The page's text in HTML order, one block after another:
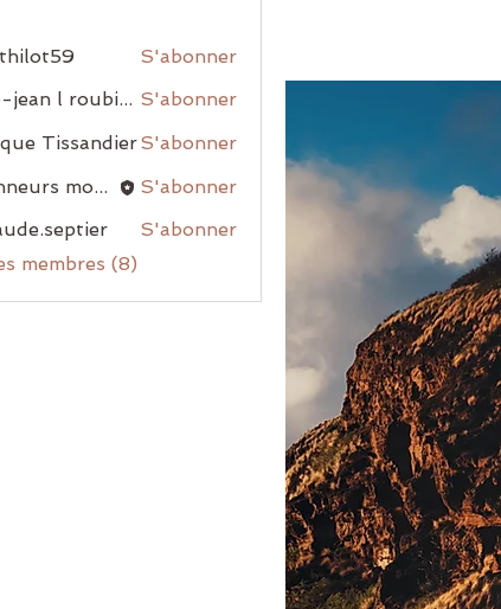
S'abonner
nadine-jean l roubiou S'abonner
TissandierS'abonner
randonneurs montblanais
S'abonner
S'abonner
membres (8)